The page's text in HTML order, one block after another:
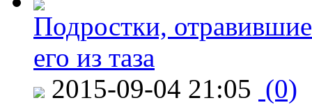
Подростки,
его из таза
2015-09-04 21:05 (0)